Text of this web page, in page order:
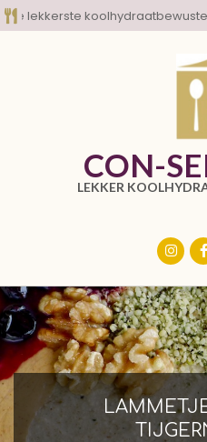
Skip
to
koolhydraatbewuste
CON-
LEKKER